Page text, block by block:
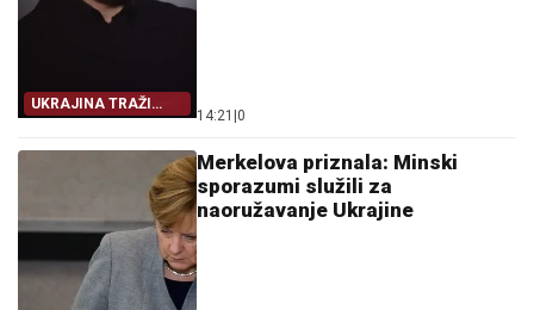
UKRAJINA TRAŽI
IZLAZ
14:21 0
Merkelova priznala: Minski
sporazumi služili za
naoružavanje Ukrajine